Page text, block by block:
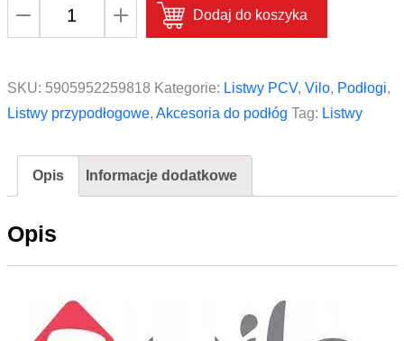
listwy
Vox
Esquero
ESQ
Dąb
Dodaj do koszyka
SKU: 5905952259818 Kategorie: Listwy PCV, Vilo, Podłogi,
Listwy przypodłogowe, Akcesoria do podłóg Tag: Listwy
Opis Informacje dodatkowe
Opis